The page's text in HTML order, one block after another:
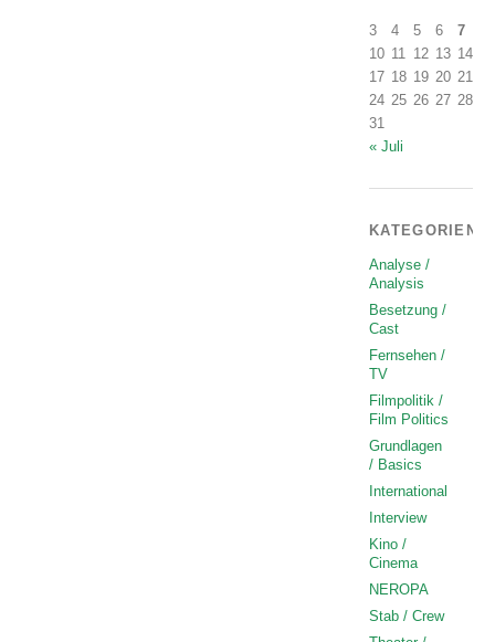
3
4 5 6 7
10 11 12 13 14
17 18 19 20 21
24 25 26 27 28
31
« Juli
KATEGORIEN
Analyse /
Analysis
Besetzung /
Cast
Fernsehen /
TV
Filmpolitik /
Film Politics
Grundlagen
/ Basics
International
Interview
Kino /
Cinema
NEROPA
Stab / Crew